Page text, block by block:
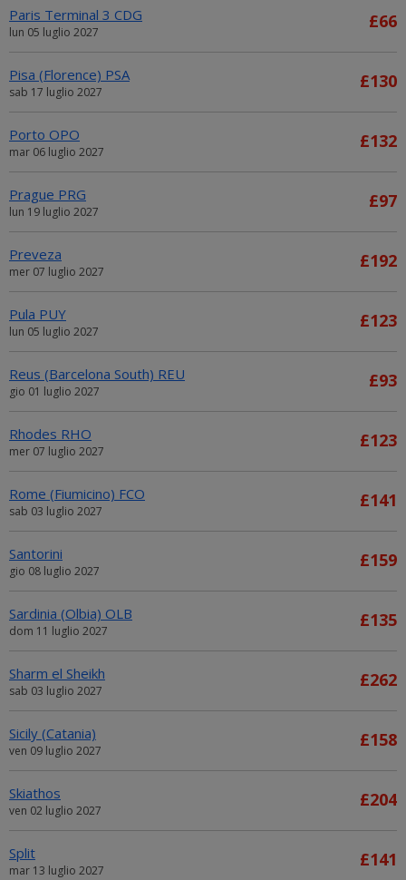
Paris Terminal 3 CDG
lun 05 luglio 2027
£66
Pisa (Florence) PSA
sab 17 luglio 2027
£130
Porto OPO
mar 06 luglio 2027
£132
Prague PRG
lun 19 luglio 2027
£97
Preveza
mer 07 luglio 2027
£192
Pula PUY
lun 05 luglio 2027
£123
Reus (Barcelona South) REU
gio 01 luglio 2027
£93
Rhodes RHO
mer 07 luglio 2027
£123
Rome (Fiumicino) FCO
sab 03 luglio 2027
£141
Santorini
gio 08 luglio 2027
£159
Sardinia (Olbia) OLB
dom 11 luglio 2027
£135
Sharm el Sheikh
sab 03 luglio 2027
£262
Sicily (Catania)
ven 09 luglio 2027
£158
Skiathos
ven 02 luglio 2027
£204
Split
mar 13 luglio 2027
£141